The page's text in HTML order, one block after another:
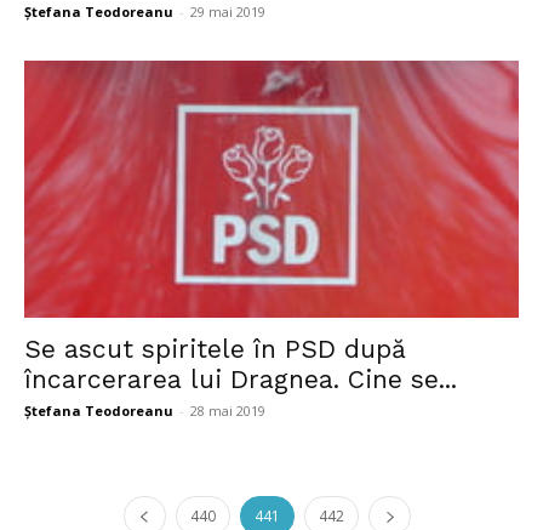
Ștefana Teodoreanu - 29 mai 2019
Se ascut spiritele în PSD după
încarcerarea lui Dragnea. Cine se...
Ștefana Teodoreanu - 28 mai 2019
440 441 442